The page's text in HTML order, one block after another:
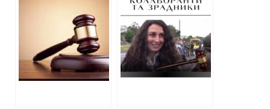
старості села в
Ізюмському
районі у владі
окупантів
задавили, дитину
змушували в саду
розмовляти
українською,
переписали
історію” – зірка